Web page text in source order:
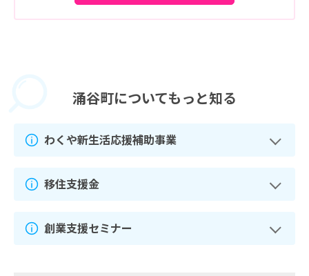
涌谷町についてもっと知る
わくや新生活応援補助事業
移住支援金
創業支援セミナー